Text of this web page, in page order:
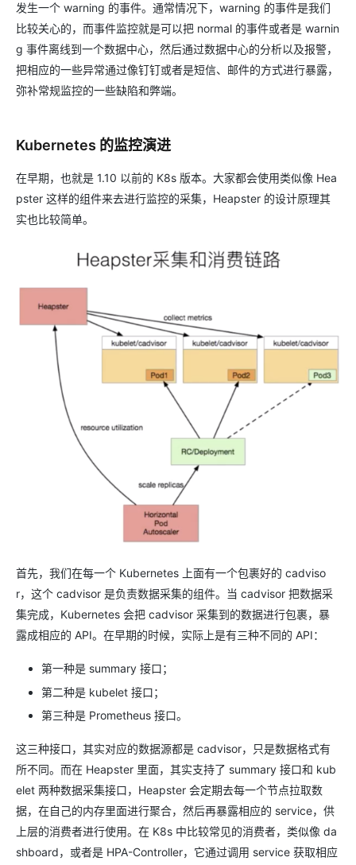
发生一个 warning 的事件。通常情况下，warning 的事件是我们
比较关心的，而事件监控就是可以把 normal 的事件或者是 warnin
g 事件离线到一个数据中心，然后通过数据中心的分析以及报警，
把相应的一些异常通过像钉钉或者是短信、邮件的方式进行暴露，
弥补常规监控的一些缺陷和弊端。
Kubernetes 的监控演进
在早期，也就是 1.10 以前的 K8s 版本。大家都会使用类似像 Hea
pster 这样的组件来去进行监控的采集，Heapster 的设计原理其
实也比较简单。
首先，我们在每一个 Kubernetes 上面有一个包裹好的 cadviso
r，这个 cadvisor 是负责数据采集的组件。当 cadvisor 把数据采
集完成，Kubernetes 会把 cadvisor 采集到的数据进行包裹，暴
露成相应的 API。在早期的时候，实际上是有三种不同的 API：
第一种是 summary 接口；
第二种是 kubelet 接口；
第三种是 Prometheus 接口。
这三种接口，其实对应的数据源都是 cadvisor，只是数据格式有
所不同。而在 Heapster 里面，其实支持了 summary 接口和 kub
elet 两种数据采集接口，Heapster 会定期去每一个节点拉取数
据，在自己的内存里面进行聚合，然后再暴露相应的 service，供
上层的消费者进行使用。在 K8s 中比较常见的消费者，类似像 da
shboard，或者是 HPA-Controller，它通过调用 service 获取相应